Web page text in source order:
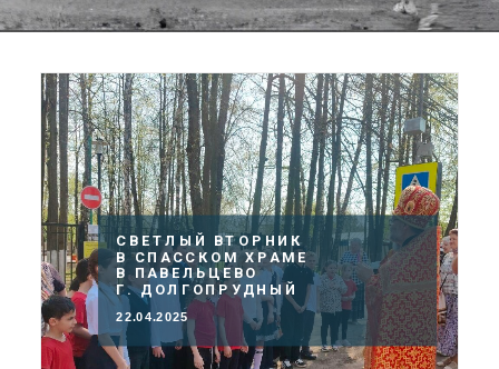
СВЕТЛЫЙ ВТОРНИК
В СПАССКОМ ХРАМЕ
В ПАВЕЛЬЦЕВО
Г. ДОЛГОПРУДНЫЙ
22.04.2025